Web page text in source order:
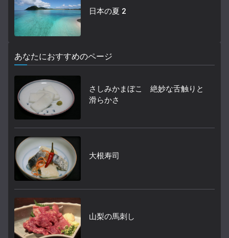
日本の夏 2
あなたにおすすめのページ
さしみかまぼこ 絶妙な舌触りと
滑らかさ
大根寿司
山梨の馬刺し